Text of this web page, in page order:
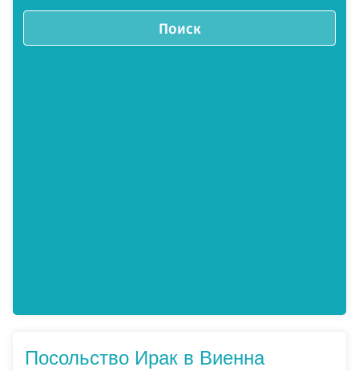
Поиск
Посольство Ирак в Виенна